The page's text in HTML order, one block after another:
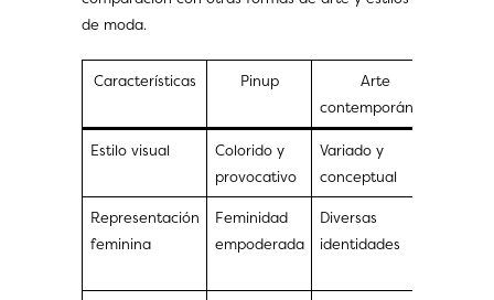
de moda.
Características Pinup
Arte
contemporáneo
Estilo visual
Colorido y
provocativo
Variado y
conceptual
Representación
feminina
Feminidad
empoderada
Diversas
identidades